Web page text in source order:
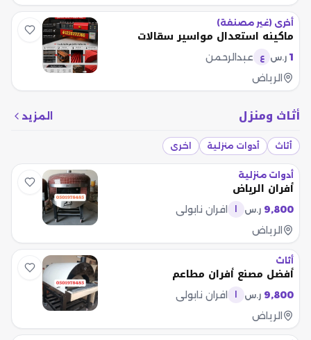
أخرى (غير مصنفة)
ماكينه استعدال مواسير سقالات
1 ر.س ع
عبدالرحمن
الرياض
أثاث ومنزل المزيد
أثاث أدوات منزلية اخرى
أدوات منزلية
أفران الرياض
9,800 ر.س
افران نابولي
الرياض
أثاث
أفضل مصنع أفران مطاعم
9,800 ر.س
افران نابولي
الرياض